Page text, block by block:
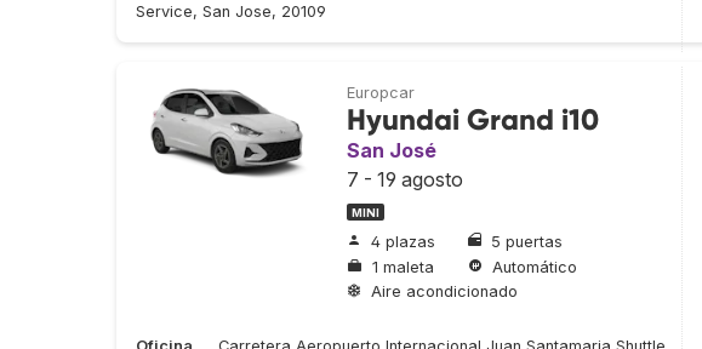
Service, San Jose, 20109
Europcar
Hyundai Grand i10
San José
7 - 19 agosto
MINI
4 plazas
5 puertas
1 maleta
Automático
Aire acondicionado